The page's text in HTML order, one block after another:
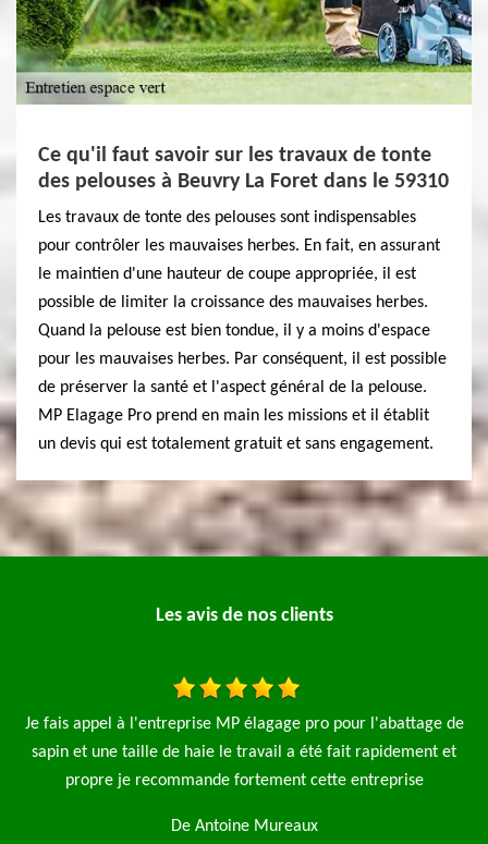
Ce qu'il faut savoir sur les travaux de tonte
des pelouses à Beuvry La Foret dans le 59310
Les travaux de tonte des pelouses sont indispensables
pour contrôler les mauvaises herbes. En fait, en assurant
le maintien d'une hauteur de coupe appropriée, il est
possible de limiter la croissance des mauvaises herbes.
Quand la pelouse est bien tondue, il y a moins d'espace
pour les mauvaises herbes. Par conséquent, il est possible
de préserver la santé et l'aspect général de la pelouse.
MP Elagage Pro prend en main les missions et il établit
un devis qui est totalement gratuit et sans engagement.
Les avis de nos clients
de
J'ai fait appel à l'entreprise MP Elagage pour l'abattage d'un
arbre ils sont intervenu rapidement je recommande